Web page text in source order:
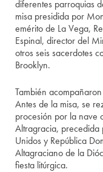
diferentes parroquias
misa presidida por
emérito de La Vega,
Espinal, director del
otros seis sacerdotes
Brooklyn.
También
Antes de la misa, se
procesión por la nave
Altragracia, precedida
Unidos y República
Altagraciano de la
fiesta litúrgica.